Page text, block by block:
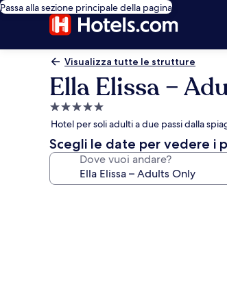
Passa alla sezione principale della pagina
Visualizza tutte le strutture
Ella Elissa –
Struttura
a
5.0
stelle
Hotel per soli adulti a due passi dalla
Scegli le date per vedere i
Dove vuoi andare?